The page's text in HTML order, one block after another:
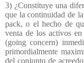
3) ¿Constituye una
que la continuidad de
pack, o el hecho de
venta de los activos
(going concern)
primordialmente
del conjunto de